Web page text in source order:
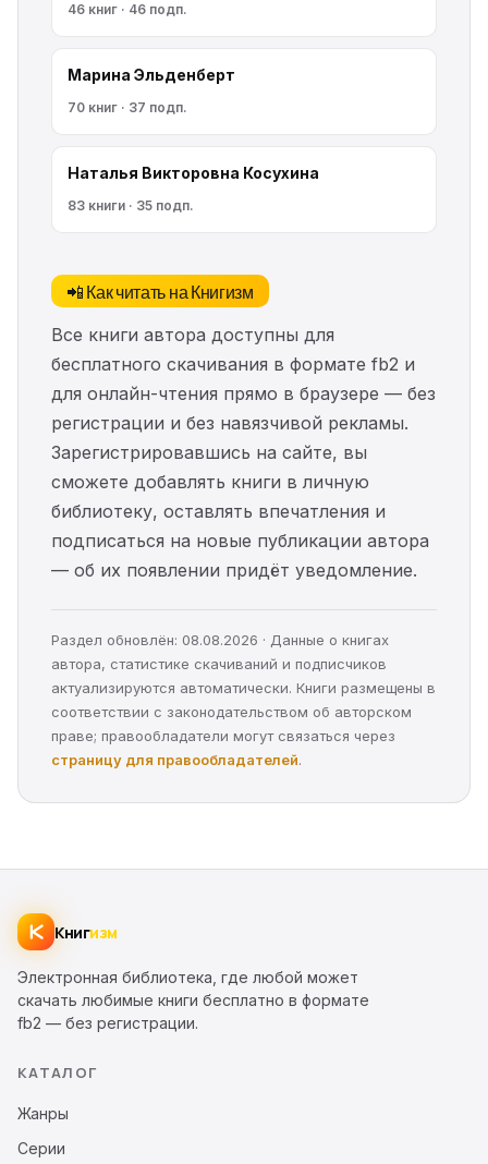
46 книг · 46 подп.
Марина Эльденберт
70 книг · 37 подп.
Наталья Викторовна Косухина
83 книги · 35 подп.
📲 Как читать на Книгизм
Все книги автора доступны для
бесплатного скачивания в формате fb2 и
для онлайн-чтения прямо в браузере — без
регистрации и без навязчивой рекламы.
Зарегистрировавшись на сайте, вы
сможете добавлять книги в личную
библиотеку, оставлять впечатления и
подписаться на новые публикации автора
— об их появлении придёт уведомление.
Раздел обновлён: 08.08.2026 · Данные о книгах
автора, статистике скачиваний и подписчиков
актуализируются автоматически. Книги размещены в
соответствии с законодательством об авторском
праве; правообладатели могут связаться через
страницу для правообладателей.
Книгизм
Электронная библиотека, где любой может
скачать любимые книги бесплатно в формате
fb2 — без регистрации.
КАТАЛОГ
Жанры
Серии